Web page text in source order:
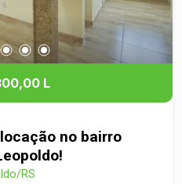
essa chance de
em um local
conosco para mais
uma visita. Estamos
suas dúvidas e
de São
L
no bairro
RS